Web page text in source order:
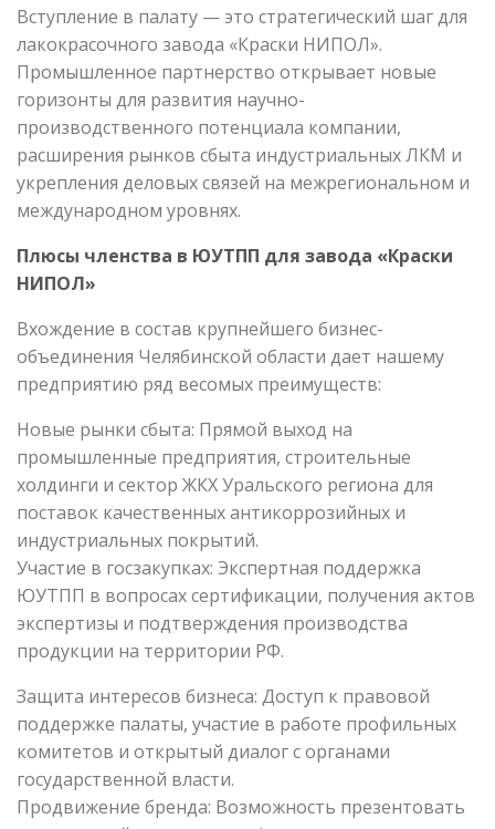
Вступление в палату — это стратегический шаг для
лакокрасочного завода «Краски НИПОЛ».
Промышленное партнерство открывает новые
горизонты для развития научно-
производственного потенциала компании,
расширения рынков сбыта индустриальных ЛКМ и
укрепления деловых связей на межрегиональном и
международном уровнях.
Плюсы членства в ЮУТПП для завода «Краски
НИПОЛ»
Вхождение в состав крупнейшего бизнес-
объединения Челябинской области дает нашему
предприятию ряд весомых преимуществ:
Новые рынки сбыта: Прямой выход на
промышленные предприятия, строительные
холдинги и сектор ЖКХ Уральского региона для
поставок качественных антикоррозийных и
индустриальных покрытий.
Участие в госзакупках: Экспертная поддержка
ЮУТПП в вопросах сертификации, получения актов
экспертизы и подтверждения производства
продукции на территории РФ.
Защита интересов бизнеса: Доступ к правовой
поддержке палаты, участие в работе профильных
комитетов и открытый диалог с органами
государственной власти.
Продвижение бренда: Возможность презентовать